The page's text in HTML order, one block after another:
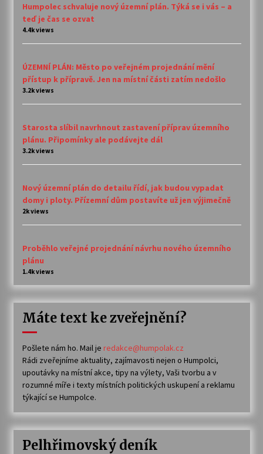
Humpolec schvaluje nový územní plán. Týká se i vás – a
teď je čas se ozvat
4.4k views
ÚZEMNÍ PLÁN: Město po veřejném projednání mění
přístup k přípravě. Jen na místní části zatím nedošlo
3.2k views
Starosta slíbil navrhnout zastavení příprav územního
plánu. Připomínky ale podávejte dál
3.2k views
Nový územní plán do detailu řídí, jak budou vypadat
domy i ploty. Přízemní dům postavíte už jen výjimečně
2k views
Proběhlo veřejné projednání návrhu nového územního
plánu
1.4k views
Máte text ke zveřejnění?
Pošlete nám ho. Mail je redakce@humpolak.cz
Rádi zveřejníme aktuality, zajímavosti nejen o Humpolci,
upoutávky na místní akce, tipy na výlety, Vaši tvorbu a v
rozumné míře i texty místních politických uskupení a reklamu
týkající se Humpolce.
Pelhřimovský deník